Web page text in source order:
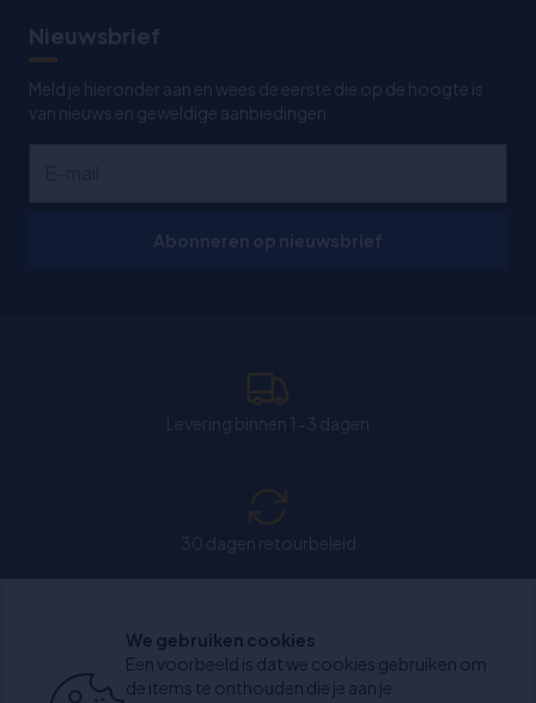
Nieuwsbrief
Meld je hieronder aan en wees de eerste die op de hoogte is
van nieuws en geweldige aanbiedingen
Chat: Open op weekdagen van 11:00-15:30 uur.
We gebruiken cookies
Een voorbeeld is dat we cookies gebruiken om
de items te onthouden die je aan je